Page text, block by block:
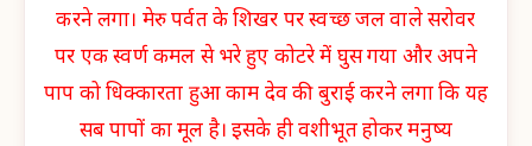
करने लगा। मेरु पर्वत के शिखर पर स्वच्छ जल वाले सरोवर
पर एक स्वर्ण कमल से भरे हुए कोटरे में घुस गया और अपने
पाप को धिक्कारता हुआ काम देव की बुराई करने लगा कि यह
सब पापों का मूल है। इसके ही वशीभूत होकर मनुष्य